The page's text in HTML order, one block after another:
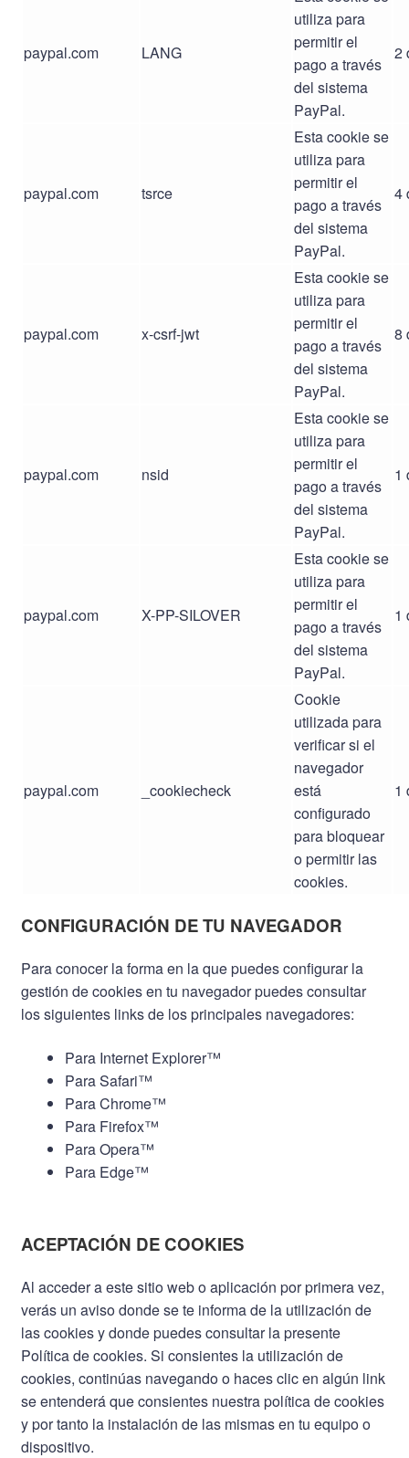
paypal.com LANG
utiliza para
permitir el
pago a través
del sistema
PayPal.
2
paypal.com tsrce
Esta cookie se
utiliza para
permitir el
pago a través
del sistema
PayPal.
4
paypal.com x-csrf-jwt
Esta cookie se
utiliza para
permitir el
pago a través
del sistema
PayPal.
8
paypal.com nsid
Esta cookie se
utiliza para
permitir el
pago a través
del sistema
PayPal.
1
paypal.com X-PP-SILOVER
Esta cookie se
utiliza para
permitir el
pago a través
del sistema
PayPal.
1
paypal.com _cookiecheck
Cookie
utilizada para
verificar si el
navegador
está
configurado
para bloquear
o permitir las
cookies.
1
CONFIGURACIÓN DE TU NAVEGADOR
Para conocer la forma en la que puedes configurar la
gestión de cookies en tu navegador puedes consultar
los siguientes links de los principales navegadores:
Para Internet Explorer™
ParaSafari™
ParaChrome™
Para Firefox™
ParaOpera™
Para Edge™
ACEPTACIÓN DE COOKIES
Al acceder a este sitio web o aplicación por primera vez,
verás un aviso donde se te informa de la utilización de
las cookies y donde puedes consultar la presente
Política de cookies. Si consientes la utilización de
cookies, continúas navegando o haces clic en algún link
se entenderá que consientes nuestra política de cookies
y por tanto la instalación de las mismas en tu equipo o
dispositivo.